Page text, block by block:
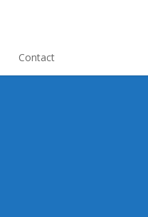
Contact